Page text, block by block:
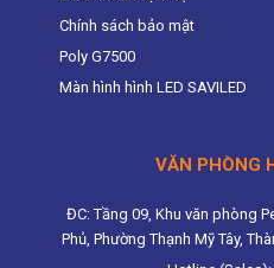
Chính sách bảo mật
Poly G7500
Màn hình hình LED SAVILED
VĂN PHÒNG
ĐC: Tầng 09, Khu văn phòng
Phủ, Phường Thạnh Mỹ Tây,